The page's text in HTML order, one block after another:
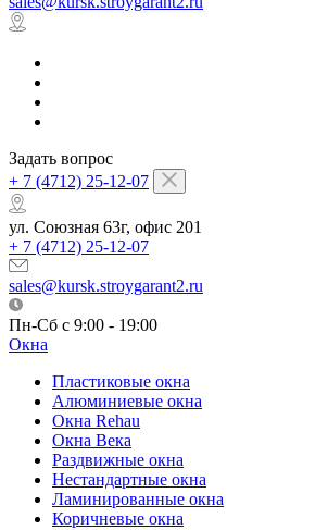
Задать вопрос
+ 7 (4712) 25-12-07
ул. Союзная 63г, офис 201
+ 7 (4712) 25-12-07
sales@kursk.stroygarant2.ru
Пн-Сб с 9:00 - 19:00
Окна
Пластиковые окна
Алюминиевые окна
Окна Rehau
Окна Века
Раздвижные окна
Нестандартные окна
Ламинированные окна
Коричневые окна